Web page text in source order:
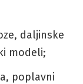
daljinske
modeli;
poplavni